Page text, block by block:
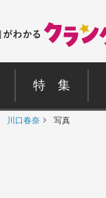
特 集
川口春奈 写真